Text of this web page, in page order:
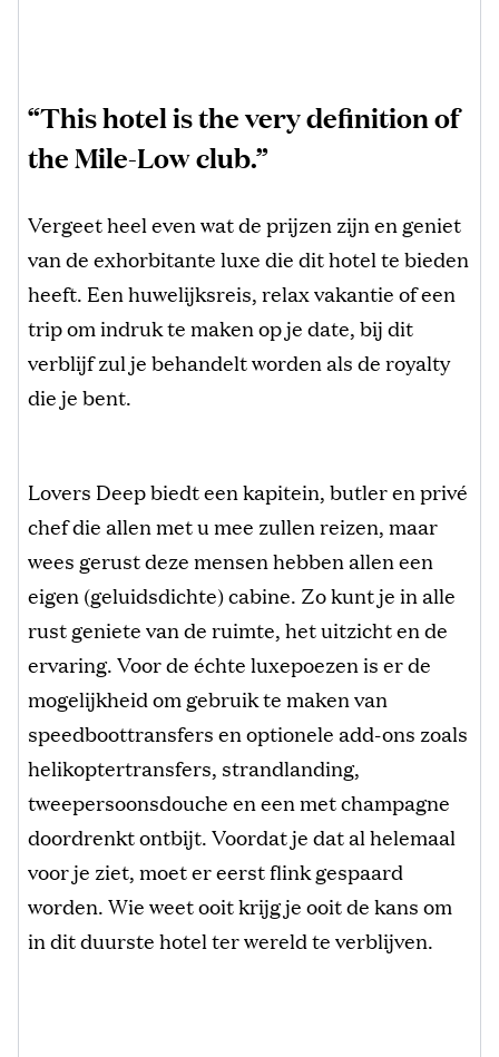
“This hotel is the very definition of
the Mile-Low club.”
Vergeet heel even wat de prijzen zijn en geniet
van de exhorbitante luxe die dit hotel te bieden
heeft. Een huwelijksreis, relax vakantie of een
trip om indruk te maken op je date, bij dit
verblijf zul je behandelt worden als de royalty
die je bent.
Lovers Deep biedt een kapitein, butler en privé
chef die allen met u mee zullen reizen, maar
wees gerust deze mensen hebben allen een
eigen (geluidsdichte) cabine. Zo kunt je in alle
rust geniete van de ruimte, het uitzicht en de
ervaring. Voor de échte luxepoezen is er de
mogelijkheid om gebruik te maken van
speedboottransfers en optionele add-ons zoals
helikoptertransfers, strandlanding,
tweepersoonsdouche en een met champagne
doordrenkt ontbijt. Voordat je dat al helemaal
voor je ziet, moet er eerst flink gespaard
worden. Wie weet ooit krijg je ooit de kans om
in dit duurste hotel ter wereld te verblijven.